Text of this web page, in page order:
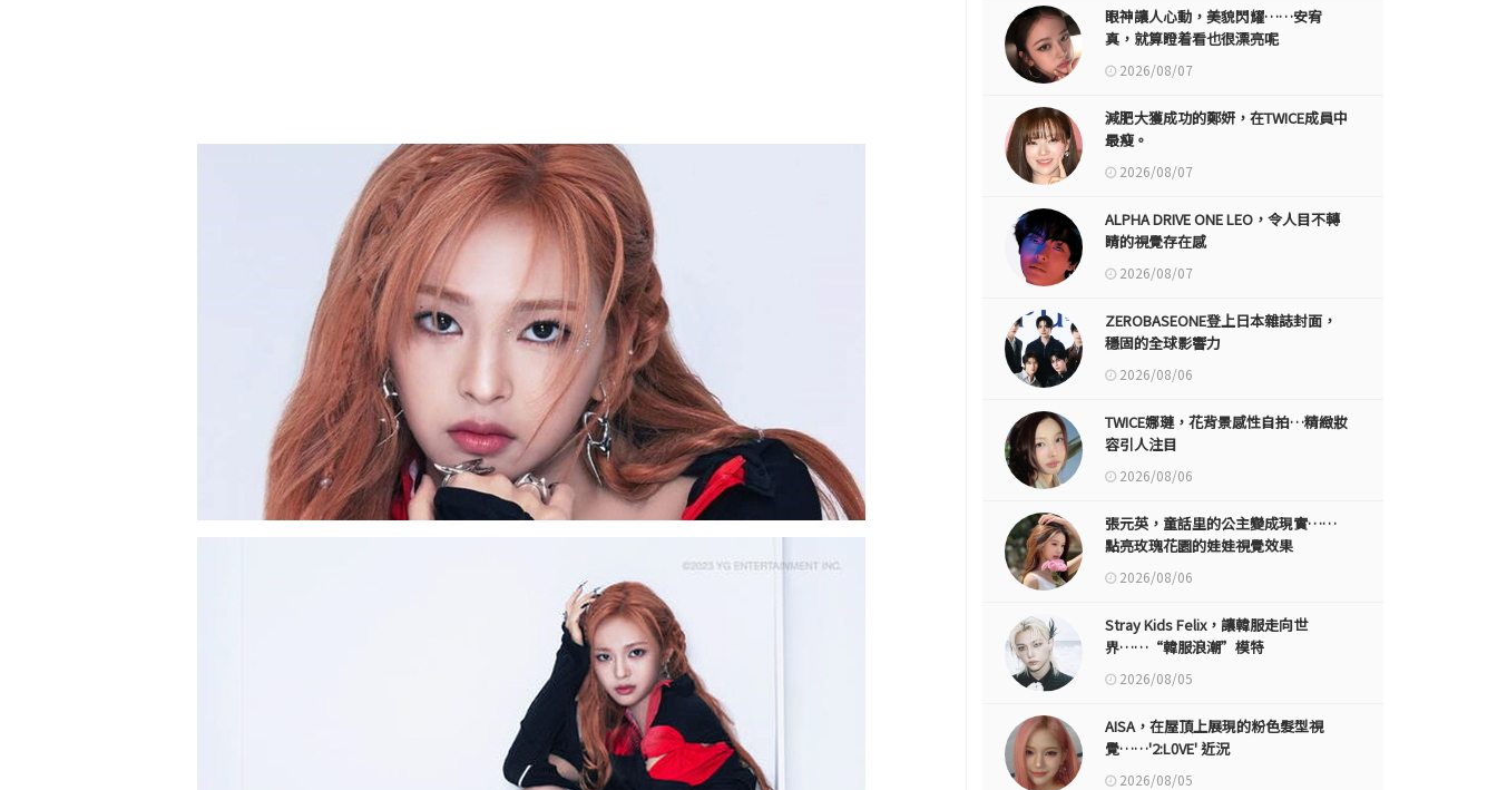
眼神讓人心動，美貌閃耀……安宥
真，就算瞪着看也很漂亮呢
2026/08/07
減肥大獲成功的鄭妍，在TWICE成員中
最瘦。
2026/08/07
ALPHA DRIVE ONE LEO，令人目不轉
睛的視覺存在感
2026/08/07
ZEROBASEONE登上日本雜誌封面，
穩固的全球影響力
2026/08/06
TWICE娜璉，花背景感性自拍…精緻妝
容引人注目
2026/08/06
張元英，童話里的公主變成現實……
點亮玫瑰花園的娃娃視覺效果
2026/08/06
Stray Kids Felix，讓韓服走向世
界……“韓服浪潮”模特
2026/08/05
AISA，在屋頂上展現的粉色髮型視
覺……'2:L0VE' 近況
2026/08/05